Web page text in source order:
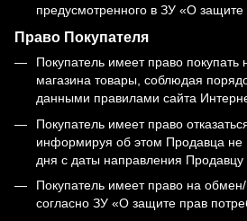
предусмотренного в ЗУ «О защите
Право Покупателя
Покупатель имеет право покупать
магазина товары, соблюдая
данными правилами сайта
Покупатель имеет право
информируя об этом Продавца не
дня с даты направления Продавцу
Покупатель имеет право на обмен/
согласно ЗУ «О защите прав